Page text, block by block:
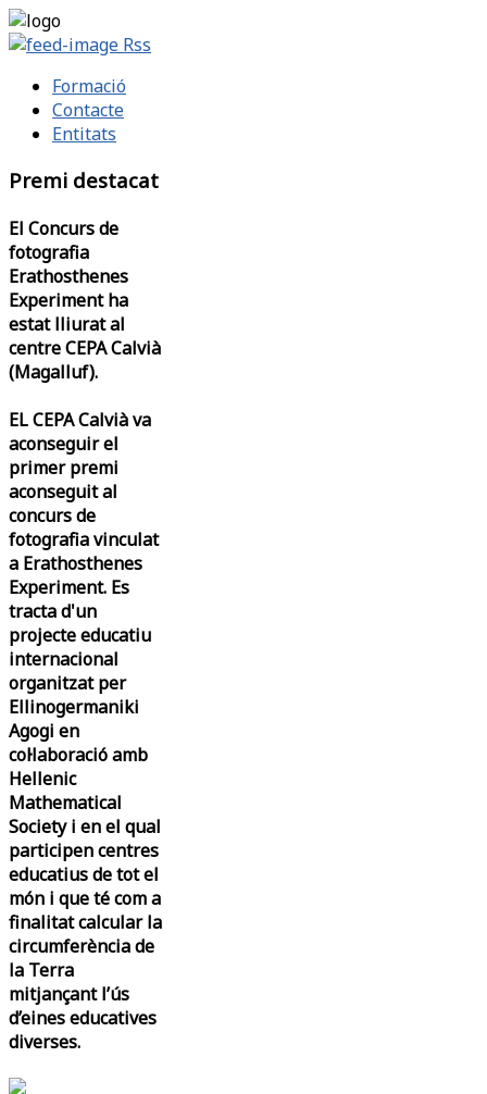
Rss
Formació
Contacte
Entitats
Premi destacat
El Concurs de
fotografia
Erathosthenes
Experiment ha
estat lliurat al
centre CEPA Calvià
(Magalluf).
EL CEPA Calvià va
aconseguir el
primer premi
aconseguit al
concurs de
fotografia vinculat
a Erathosthenes
Experiment. Es
tracta d'un
projecte educatiu
internacional
organitzat per
Ellinogermaniki
Agogi en
col·laboració amb
Hellenic
Mathematical
Society i en el qual
participen centres
educatius de tot el
món i que té com a
finalitat calcular la
circumferència de
la Terra
mitjançant l’ús
d’eines educatives
diverses.